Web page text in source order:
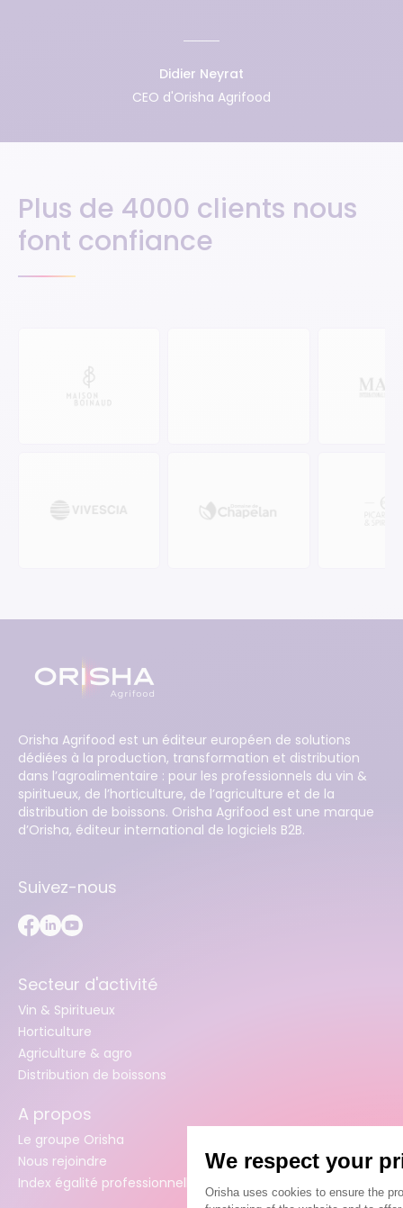
Didier Neyrat
CEO d'Orisha Agrifood
Plus de 4000 clients nous
font confiance
Orisha Agrifood est un éditeur européen de solutions
dédiées à la production, transformation et distribution
dans l’agroalimentaire : pour les professionnels du vin &
spiritueux, de l’horticulture, de l’agriculture et de la
distribution de boissons. Orisha Agrifood est une marque
d’Orisha, éditeur international de logiciels B2B.
Suivez-nous
Secteur d'activité
Vin & Spiritueux
Horticulture
Agriculture & agro
Distribution de boissons
A propos
Le groupe Orisha
Nous rejoindre
Index égalité professionnelle femmes / hommes